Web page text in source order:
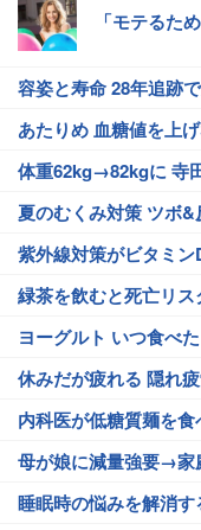
「モテるた
容姿と寿命 28年追跡
あたりめ 血糖値を上
体重62kg→82kgに 寺
夏のむくみ対策 ツボ&
紫外線対策がビタミン
緑茶を飲むと死亡リ
ヨーグルト いつ食べ
休みだが疲れる 隠れ
内科医が低糖質麺を
母が娘に減量強要→家
睡眠時の悩みを解消